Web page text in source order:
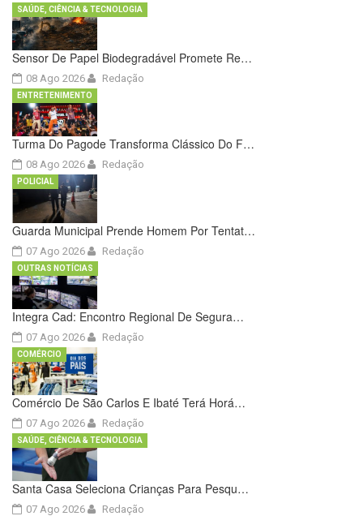
Sensor De Papel Biodegradável Promete Re…
08 Ago 2026
SAÚDE, CIÊNCIA & TECNOLOGIA
Redação
Turma Do Pagode Transforma Clássico Do F…
08 Ago 2026
ENTRETENIMENTO
Redação
Guarda Municipal Prende Homem Por Tentat…
07 Ago 2026
POLICIAL
Redação
Integra Cad: Encontro Regional De Segura…
07 Ago 2026
OUTRAS NOTÍCIAS
Redação
Comércio De São Carlos E Ibaté Terá Horá…
07 Ago 2026
COMÉRCIO
Redação
Santa Casa Seleciona Crianças Para Pesqu…
07 Ago 2026
SAÚDE, CIÊNCIA & TECNOLOGIA
Redação